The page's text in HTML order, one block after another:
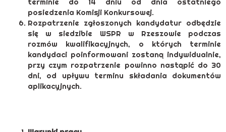
posiedzenia Komisji Konkursowej.
Rozpatrzenie zgłoszonych kandydatur odbędzie
się w siedzibie WSPR w Rzeszowie podczas
rozmów kwalifikacyjnych, o których terminie
kandydaci poinformowani zostaną indywidualnie,
przy czym rozpatrzenie powinno nastąpić do 30
dni, od upływu terminu składania dokumentów
aplikacyjnych.